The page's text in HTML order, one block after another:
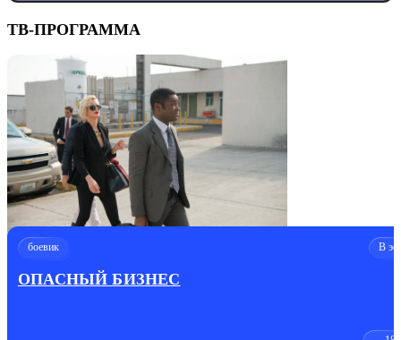
ТВ-ПРОГРАММА
боевик В
ОПАСНЫЙ БИЗНЕС